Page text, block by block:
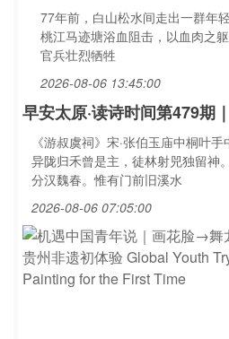
77年前，白山松水间走出一群年
桃江马迹塘浴血阻击，以血肉之
官兵壮烈牺牲
2026-08-06 13:45:00
早安太原·读诗时间第479期
《游叔虞祠》宋·张伯玉庙中桐叶
异陇归禾曾是主，徒林射兕独留神
分汉魏春。惟有门前旧溪水
2026-08-06 07:05:00